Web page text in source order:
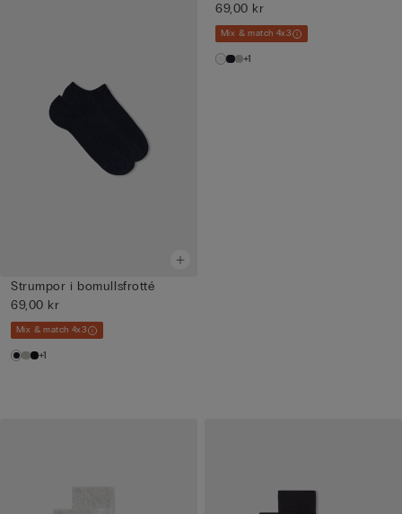
Strumpor i bomullsfrotté
69,00 kr
Mix & match 4x3
+1
69,00 kr
Mix & match 4x3
+1